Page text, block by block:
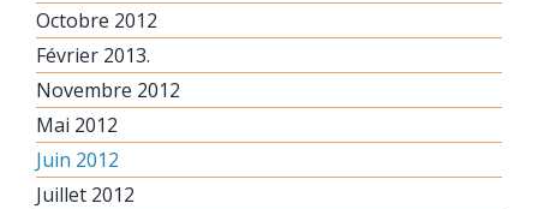
Octobre 2012
Février 2013.
Novembre 2012
Mai 2012
Juin 2012
Juillet 2012